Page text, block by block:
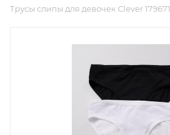
Трусы слипы для девочек Clever 179671